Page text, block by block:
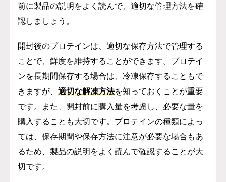
前に製品の説明をよく読んで、適切な管理方法を確
認しましょう。
開封後のプロテインは、適切な保存方法で管理する
ことで、鮮度を維持することができます。プロテイ
ンを長期間保存する場合は、冷凍保存することもで
きますが、 適切な解凍方法を知っておくことが重要
です。また、開封前に購入量を考慮し、必要な量を
購入することも大切です。プロテインの種類によっ
ては、保存期間や保存方法に注意が必要な場合もあ
るため、製品の説明をよく読んで確認することが大
切です。